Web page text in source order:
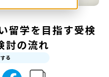
イン
留学を目指す受検
討の流れ
る